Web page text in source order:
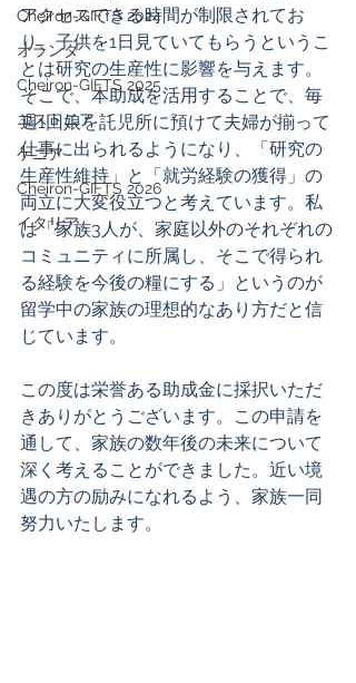
Cheiron-GIFTS 2024
オランダ
Cheiron-GIFTS 2025
エストニア
ケニア
Cheiron-GIFTS 2026
イタリア
アクセスできる時間が制限されてお
り、子供を1日見ていてもらうというこ
とは研究の生産性に影響を与えます。
そこで、本助成を活用することで、毎
週1回娘を託児所に預けて夫婦が揃って
仕事に出られるようになり、「研究の
生産性維持」と「就労経験の獲得」の
両立に大変役立つと考えています。私
は「家族3人が、家庭以外のそれぞれの
コミュニティに所属し、そこで得られ
る経験を今後の糧にする」というのが
留学中の家族の理想的なあり方だと信
じています。
この度は栄誉ある助成金に採択いただ
きありがとうございます。この申請を
通して、家族の数年後の未来について
深く考えることができました。近い境
遇の方の励みになれるよう、家族一同
努力いたします。